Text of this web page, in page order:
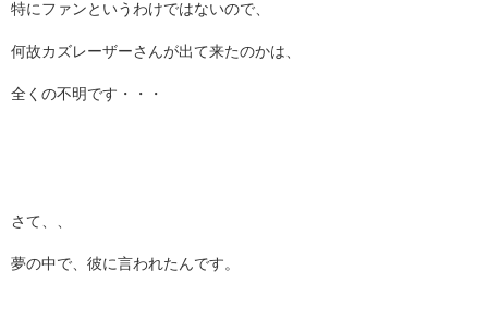
特にファンというわけではないので、
何故カズレーザーさんが出て来たのかは、
全くの不明です・・・
さて、、
夢の中で、彼に言われたんです。